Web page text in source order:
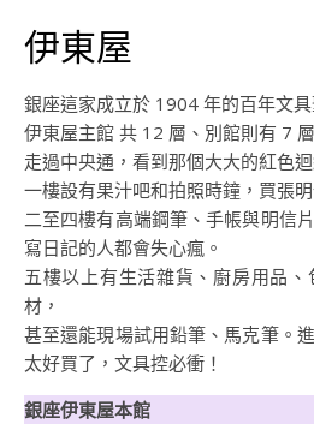
伊東屋
銀座這家成立於 1904 年的百年文具
伊東屋主館 共 12 層、別館則有 7 層
走過中央通，看到那個大大的紅色
一樓設有果汁吧和拍照時鐘，買張
二至四樓有高端鋼筆、手帳與明信
寫日記的人都會失心瘋。
五樓以上有生活雜貨、廚房用品
材，
甚至還能現場試用鉛筆、馬克筆。
太好買了，文具控必衝！
銀座伊東屋本館